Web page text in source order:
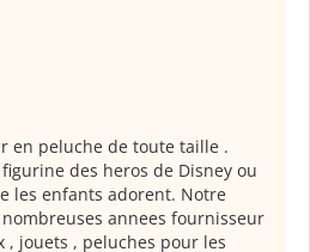
en peluche de toute taille .
des heros de Disney ou
les enfants adorent. Notre
annees fournisseur
, jouets , peluches pour les